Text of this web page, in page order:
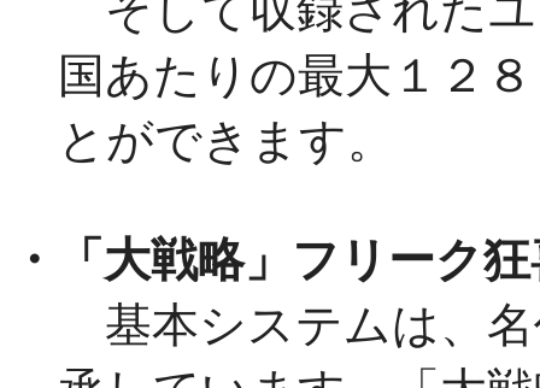
そして収録された
国あたりの最大１２
とができます。
・「大戦略」フリーク
基本システムは、